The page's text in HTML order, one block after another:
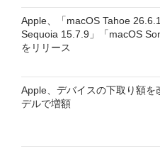
Apple、「macOS Tahoe
Sequoia 15.7.9」「macOS
をリリース
Apple、デバイスの下取り額
デルで増額